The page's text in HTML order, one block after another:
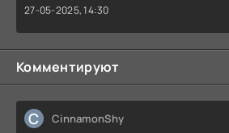
27-05-2025, 14:30
Комментируют
C CinnamonShy